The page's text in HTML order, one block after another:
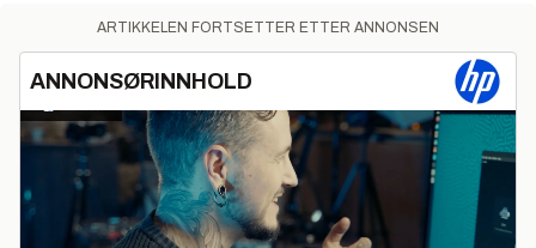
ARTIKKELEN FORTSETTER ETTER ANNONSEN
ANNONSØRINNHOLD